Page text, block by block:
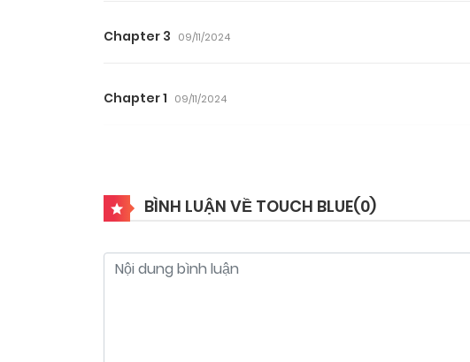
Chapter 3 09/11/2024
Chapter 1 09/11/2024
BÌNH LUẬN VỀ TOUCH BLUE(0)